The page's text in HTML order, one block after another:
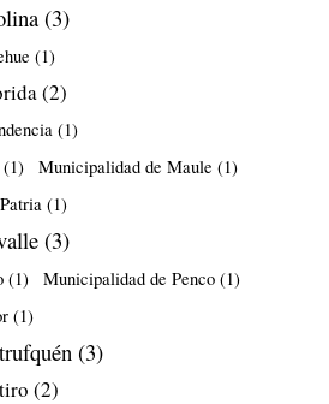
(3)
(1)
(2)
(1)
(1) Municipalidad de Maule (1)
(1)
(3)
(1) Municipalidad de Penco (1)
(1)
(3)
(2)